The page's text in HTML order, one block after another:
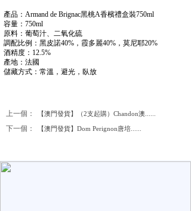
產品：Armand de Brignac黑桃A香檳禮盒裝750ml
容量：750ml
原料：葡萄汁、二氧化硫
調配比例：黑皮諾40%，霞多麗40%，莫尼耶20%
酒精度：12.5%
產地：法國
儲藏方式：常溫，避光，臥放
上一個： 【澳門發貨】（2支起購）Chandon澳......
下一個： 【澳門發貨】Dom Perignon唐培......